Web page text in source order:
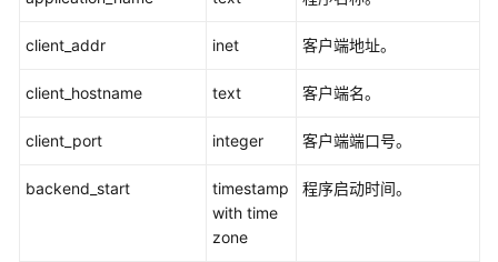
速
门
户
南
client_addr inet 客户端地址。
client_hostname text 客户端名。
client_port integer 客户端端口号。
backend_start
timestamp
with time
zone
程序启动时间。